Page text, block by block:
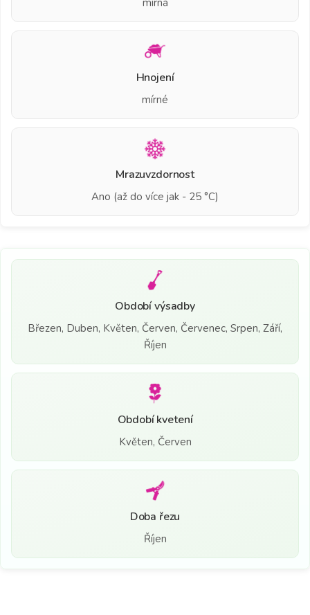
Hnojení
mírné
Mrazuvzdornost
Ano (až do více jak - 25 °C)
Období výsadby
Březen, Duben, Květen, Červen, Červenec, Srpen, Září,
Říjen
Období kvetení
Květen, Červen
Doba řezu
Říjen